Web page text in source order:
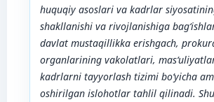
huquqiy asoslari va kadrlar
shakllanishi va rivojlanishiga
davlat mustaqillikka erishgach,
organlarining vakolatlari,
kadrlarni tayyorlash tizimi bo‘yicha
oshirilgan islohotlar tahlil qilinadi.